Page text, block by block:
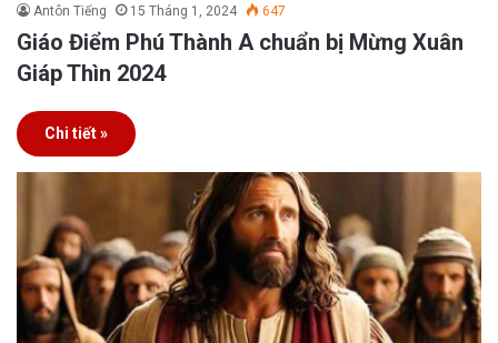
Antôn Tiếng 15 Tháng 1, 2024 647
Giáo Điểm Phú Thành A chuẩn bị Mừng Xuân
Giáp Thìn 2024
Chi tiết »